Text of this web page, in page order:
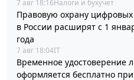
7 авг 18:16Налоги и бухучет
Правовую охрану цифровых
в России расширят с 1
года
7 авг 18:04IT
Временное удостоверение
оформляется бесплатно